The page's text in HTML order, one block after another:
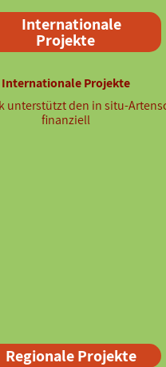
Internationale
Projekte
Internationale Projekte
unterstützt den in situ-
finanziell
Regionale Projekte